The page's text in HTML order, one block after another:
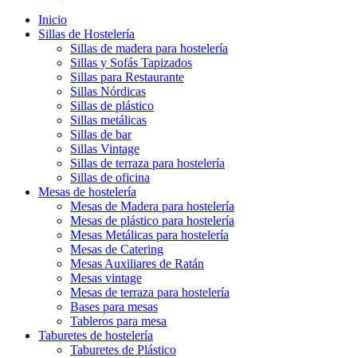
Inicio
Sillas de Hostelería
Sillas de madera para hostelería
Sillas y Sofás Tapizados
Sillas para Restaurante
Sillas Nórdicas
Sillas de plástico
Sillas metálicas
Sillas de bar
Sillas Vintage
Sillas de terraza para hostelería
Sillas de oficina
Mesas de hostelería
Mesas de Madera para hostelería
Mesas de plástico para hostelería
Mesas Metálicas para hostelería
Mesas de Catering
Mesas Auxiliares de Ratán
Mesas vintage
Mesas de terraza para hostelería
Bases para mesas
Tableros para mesa
Taburetes de hostelería
Taburetes de Plástico